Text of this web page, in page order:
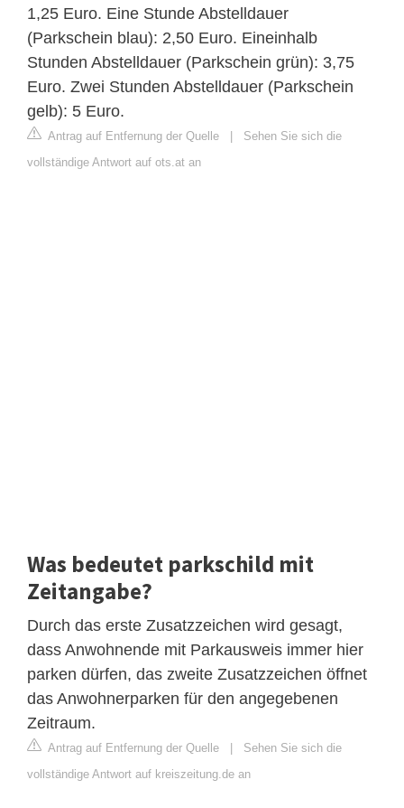
1,25 Euro. Eine Stunde Abstelldauer
(Parkschein blau): 2,50 Euro. Eineinhalb
Stunden Abstelldauer (Parkschein grün): 3,75
Euro. Zwei Stunden Abstelldauer (Parkschein
gelb): 5 Euro.
Antrag auf Entfernung der Quelle
Sehen Sie sich die
vollständige Antwort auf ots.at an
Was bedeutet parkschild mit
Zeitangabe?
Durch das erste Zusatzzeichen wird gesagt,
dass Anwohnende mit Parkausweis immer hier
parken dürfen, das zweite Zusatzzeichen öffnet
das Anwohnerparken für den angegebenen
Zeitraum.
Antrag auf Entfernung der Quelle
Sehen Sie sich die
vollständige Antwort auf kreiszeitung.de an